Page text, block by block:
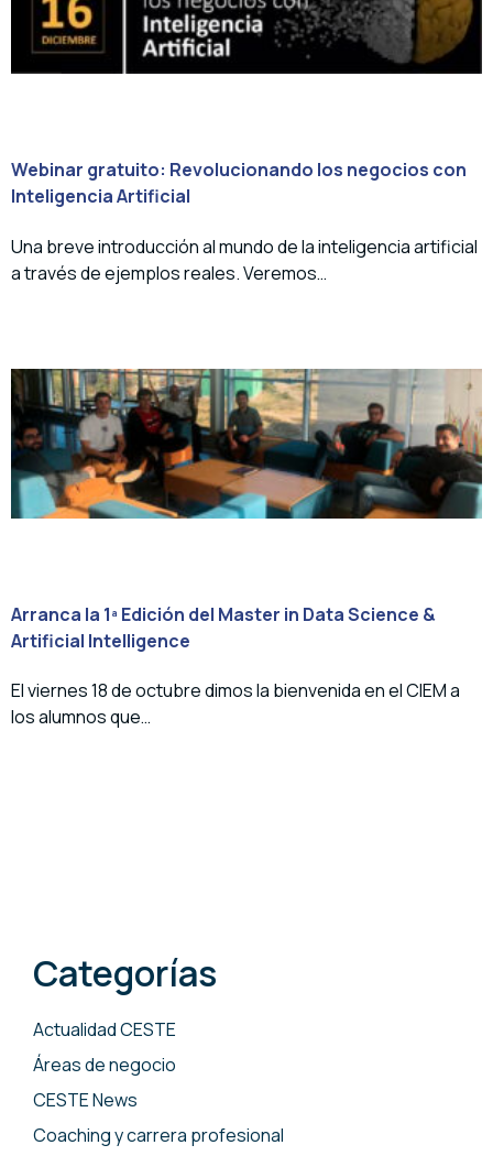
Webinar gratuito: Revolucionando los negocios con
Inteligencia Artificial
Una breve introducción al mundo de la inteligencia artificial
a través de ejemplos reales. Veremos…
Arranca la 1ª Edición del Master in Data Science &
Artificial Intelligence
El viernes 18 de octubre dimos la bienvenida en el CIEM a
los alumnos que…
Categorías
Actualidad CESTE
Áreas de negocio
CESTE News
Coaching y carrera profesional